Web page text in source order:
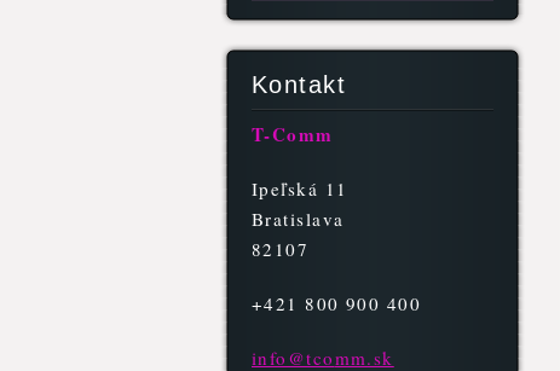
Kontakt
T-Comm
Ipeľská 11
Bratislava
82107
+421 800 900 400
info@tcomm.sk